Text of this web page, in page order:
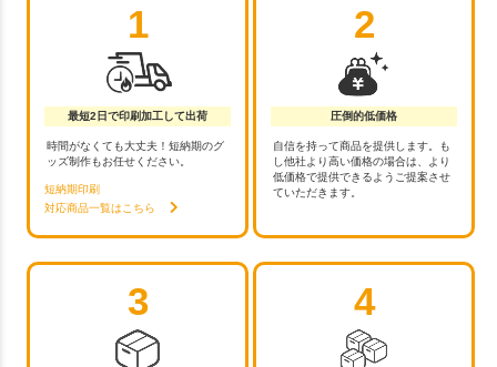
1
最短2日で印刷加工して出荷
時間がなくても大丈夫！短納期のグ
ッズ制作もお任せください。
短納期印刷
対応商品一覧はこちら
2
圧倒的低価格
自信を持って商品を提供します。も
し他社より高い価格の場合は、より
低価格で提供できるようご提案させ
ていただきます。
3 4